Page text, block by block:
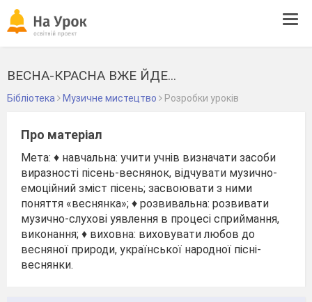
ВЕСНА-КРАСНА ВЖЕ ЙДЕ...
Бібліотека Музичне мистецтво Розробки уроків
Про матеріал
Мета: ♦ навчальна: учити учнів визначати засоби
виразності пісень-веснянок, відчувати музично-
емоційний зміст пісень; засвоювати з ними
поняття «веснянка»; ♦ розвивальна: розвивати
музично-слухові уявлення в процесі сприймання,
виконання; ♦ виховна: виховувати любов до
весняної природи, української народної пісні-
веснянки.